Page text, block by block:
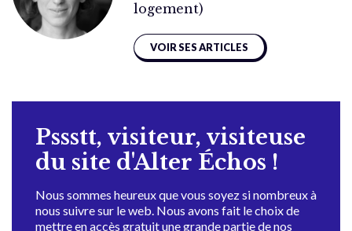
logement)
VOIR SES ARTICLES
Pssstt, visiteur, visiteuse
du site d'Alter Échos !
Nous sommes heureux que vous soyez si nombreux à
nous suivre sur le web. Nous avons fait le choix de
mettre en accès gratuit une grande partie de nos